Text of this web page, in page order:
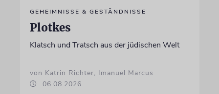
GEHEIMNISSE & GESTÄNDNISSE
Plotkes
Klatsch und Tratsch aus der jüdischen Welt
von Katrin Richter, Imanuel Marcus
06.08.2026